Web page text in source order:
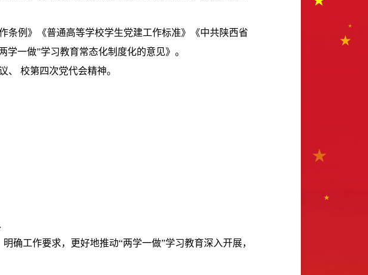
条例》《普通高等学校学生党建工作标准》《中共陕西省
学一做”学习教育常态化制度化的意见》。
、 校第四次党代会精神。
确工作要求，更好地推动“两学一做”学习教育深入开展，